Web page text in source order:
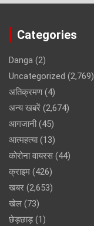
Categories
Danga (2)
Uncategorized (2,769)
अतिक्रमण(4)
अन्य खबरें (2,674)
आगजानी(45)
आत्महत्या(13)
कोरोना वायरस (44)
क्राइम (426)
खबर (2,653)
खेल (73)
छेड़छाड़(1)